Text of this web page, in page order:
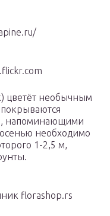
цветёт необычным
напоминающими
необходимо
1-2,5 м,
florashop.rs